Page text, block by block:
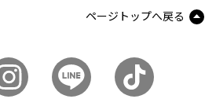
ページトップへ戻る